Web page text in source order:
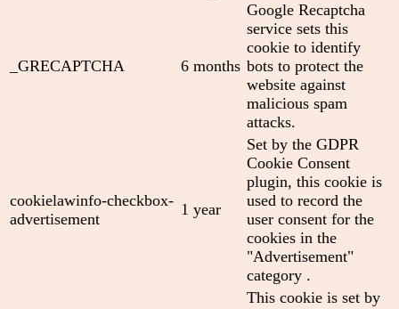
_GRECAPTCHA 6 months
Google Recaptcha
service sets this
cookie to identify
bots to protect the
website against
malicious spam
attacks.
cookielawinfo-checkbox-
advertisement
1 year
Set by the GDPR
Cookie Consent
plugin, this cookie is
used to record the
user consent for the
cookies in the
"Advertisement"
category .
This cookie is set by